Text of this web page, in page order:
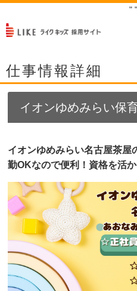
" "
仕事情報詳細
イオンゆめみらい保
イオンゆめみらい名古屋茶屋
勤OKなので便利！資格を活